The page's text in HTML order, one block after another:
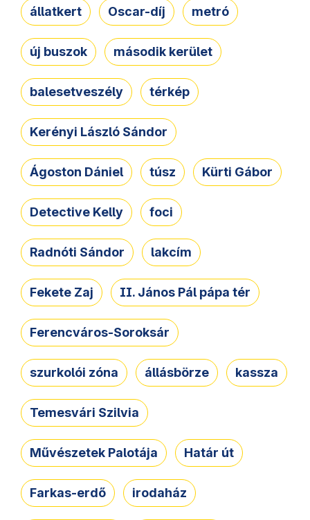
állatkert Oscar-díj metró
új buszok második kerület
balesetveszély térkép
Kerényi László Sándor
Ágoston Dániel túsz Kürti Gábor
Detective Kelly foci
Radnóti Sándor lakcím
Fekete Zaj II. János Pál pápa tér
Ferencváros-Soroksár
szurkolói zóna állásbörze kassza
Temesvári Szilvia
Művészetek Palotája Határ út
Farkas-erdő irodaház